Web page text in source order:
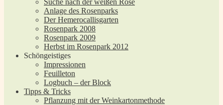
Suche nach der weißen Rose
Anlage des Rosenparks
Der Hemerocallisgarten
Rosenpark 2008
Rosenpark 2009
Herbst im Rosenpark 2012
Schöngeistiges
Impressionen
Feuilleton
Logbuch – der Block
Tipps & Tricks
Pflanzung mit der Weinkartonmethode